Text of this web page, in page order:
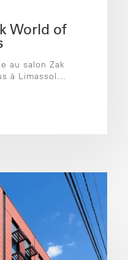
World of
au salon Zak
à Limassol...